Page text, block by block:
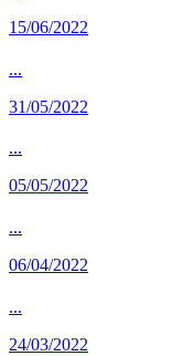
15/06/2022
...
31/05/2022
...
05/05/2022
...
06/04/2022
...
24/03/2022